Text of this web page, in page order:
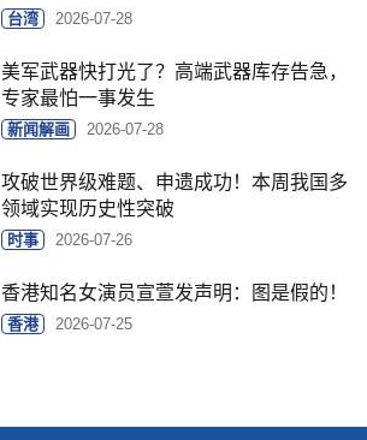
台湾 2026-07-28
美军武器快打光了？高端武器库存告急，
专家最怕一事发生
新闻解画 2026-07-28
攻破世界级难题、申遗成功！本周我国多
领域实现历史性突破
时事 2026-07-26
香港知名女演员宣萱发声明：图是假的！
香港 2026-07-25